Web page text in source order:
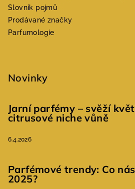
Slovník pojmů
Prodávané značky
Parfumologie
Novinky
Jarní parfémy – svěží
citrusové niche vůně
6.4.2026
Parfémové trendy: Co
2025?